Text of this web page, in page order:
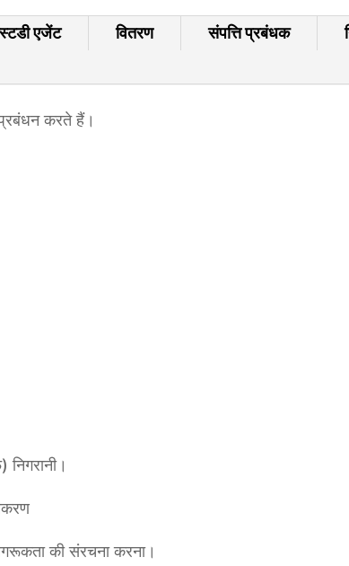
एजेंट वितरण संपत्ति प्रबंधक
करते हैं।
की संरचना करना।